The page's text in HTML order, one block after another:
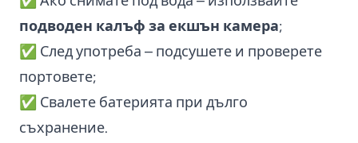
подводен калъф за екшън камера;
✅ След употреба – подсушете и проверете
портовете;
✅ Свалете батерията при дълго
съхранение.